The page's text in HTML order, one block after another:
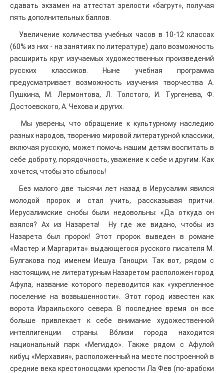
сдавать экзамен на аттестат зрелости «багрут», получая
пять дополнительных баллов.
Увеличение количества учебных часов в 10-12 классах
(60% из них - на занятиях по литературе) дало возможность
расширить круг изучаемых художественных произведений
русских классиков. Ныне учебная программа
предусматривает возможность изучения творчества А.
Пушкина, М. Лермонтова, Л. Толстого, И. Тургенева, Ф.
Достоевского, А. Чехова и других.
Мы уверены, что обращение к культурному наследию
разных народов, творению мировой литературной классики,
включая русскую, может помочь нашим детям воспитать в
себе доброту, порядочность, уважение к себе и другим. Как
хочется, чтобы это сбылось!
Без малого две тысячи лет назад в Иерусалим явился
молодой пророк и стал учить, рассказывая притчи.
Иерусалимские снобы были недовольны: «Да откуда он
взялся? Ах из Назарета! Ну где же видано, чтобы из
Назарета был пророк! Этот пророк выведен в романе
«Мастер и Маргарита» выдающегося русского писателя М.
Булгакова под именем Иешуа Ганоцри. Так вот, рядом с
настоящим, не литературным Назаретом расположен город
Афула, название которого переводится как «укрепленное
поселение на возвышенности». Этот город известен как
ворота Израильского севера. В последнее время он все
больше привлекает к себе внимание художественной
интеллигенции страны. Вблизи города находится
национальный парк «Мегиддо». Также рядом с Афулой
кибуц «Мерхавия», расположенный на месте построенной в
средние века крестоносцами крепости Ла Фев (по-арабски